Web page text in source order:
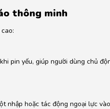
thông minh
pin yếu, giúp người dùng chủ
nhập hoặc tác động ngoại lực